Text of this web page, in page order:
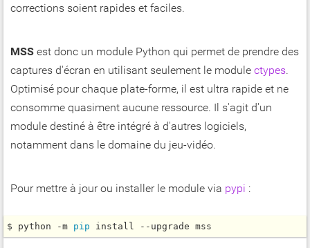
corrections soient rapides et faciles.
MSS est donc un module Python qui permet de prendre des
captures d'écran en utilisant seulement le module ctypes.
Optimisé pour chaque plate-forme, il est ultra rapide et ne
consomme quasiment aucune ressource. Il s'agit d'un
module destiné à être intégré à d'autres logiciels,
notamment dans le domaine du jeu-vidéo.
Pour mettre à jour ou installer le module via pypi :
$ python -m pip install --upgrade mss